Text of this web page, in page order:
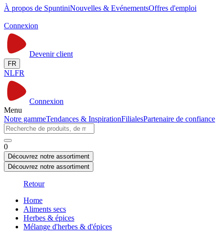
À propos de SpuntiniNouvelles & EvénementsOffres d'emploi
Connexion
Devenir client
FR
NLFR
Connexion
Menu
Notre gammeTendances & InspirationFilialesPartenaire de confiance
0
Découvrez notre assortiment
Découvrez notre assortiment
Retour
Home
Aliments secs
Herbes & épices
Mélange d'herbes & d'épices